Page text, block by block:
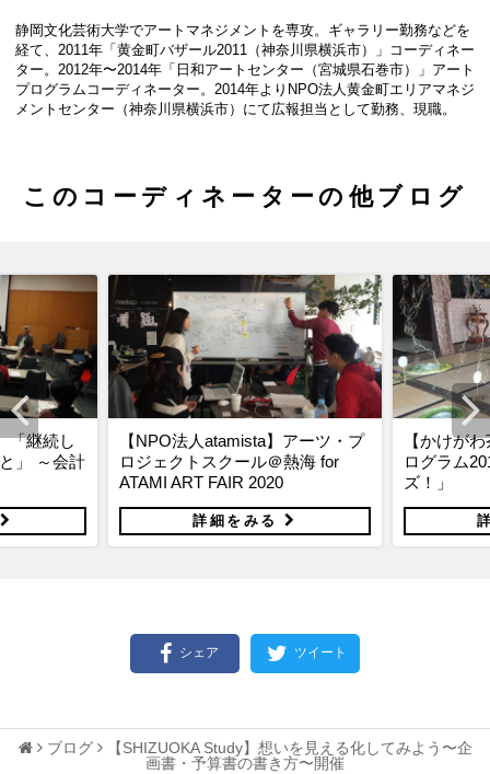
静岡文化芸術大学でアートマネジメントを専攻。ギャラリー勤務などを
経て、2011年「黄金町バザール2011（神奈川県横浜市）」コーディネー
ター。2012年〜2014年「日和アートセンター（宮城県石巻市）」アート
プログラムコーディネーター。2014年よりNPO法人黄金町エリアマネジ
メントセンター（神奈川県横浜市）にて広報担当として勤務、現職。
このコーディネーターの他ブログ
ーツ・プ
海 for
【かけがわ茶エンナーレ】市民プ
ログラム2018「原泉アートデイ
ズ！」
詳細をみる
【スペシ
之×神野善
レポート！
シェア ツイート
ブログ 【SHIZUOKA Study】想いを見える化してみよう〜企
画書・予算書の書き方〜開催